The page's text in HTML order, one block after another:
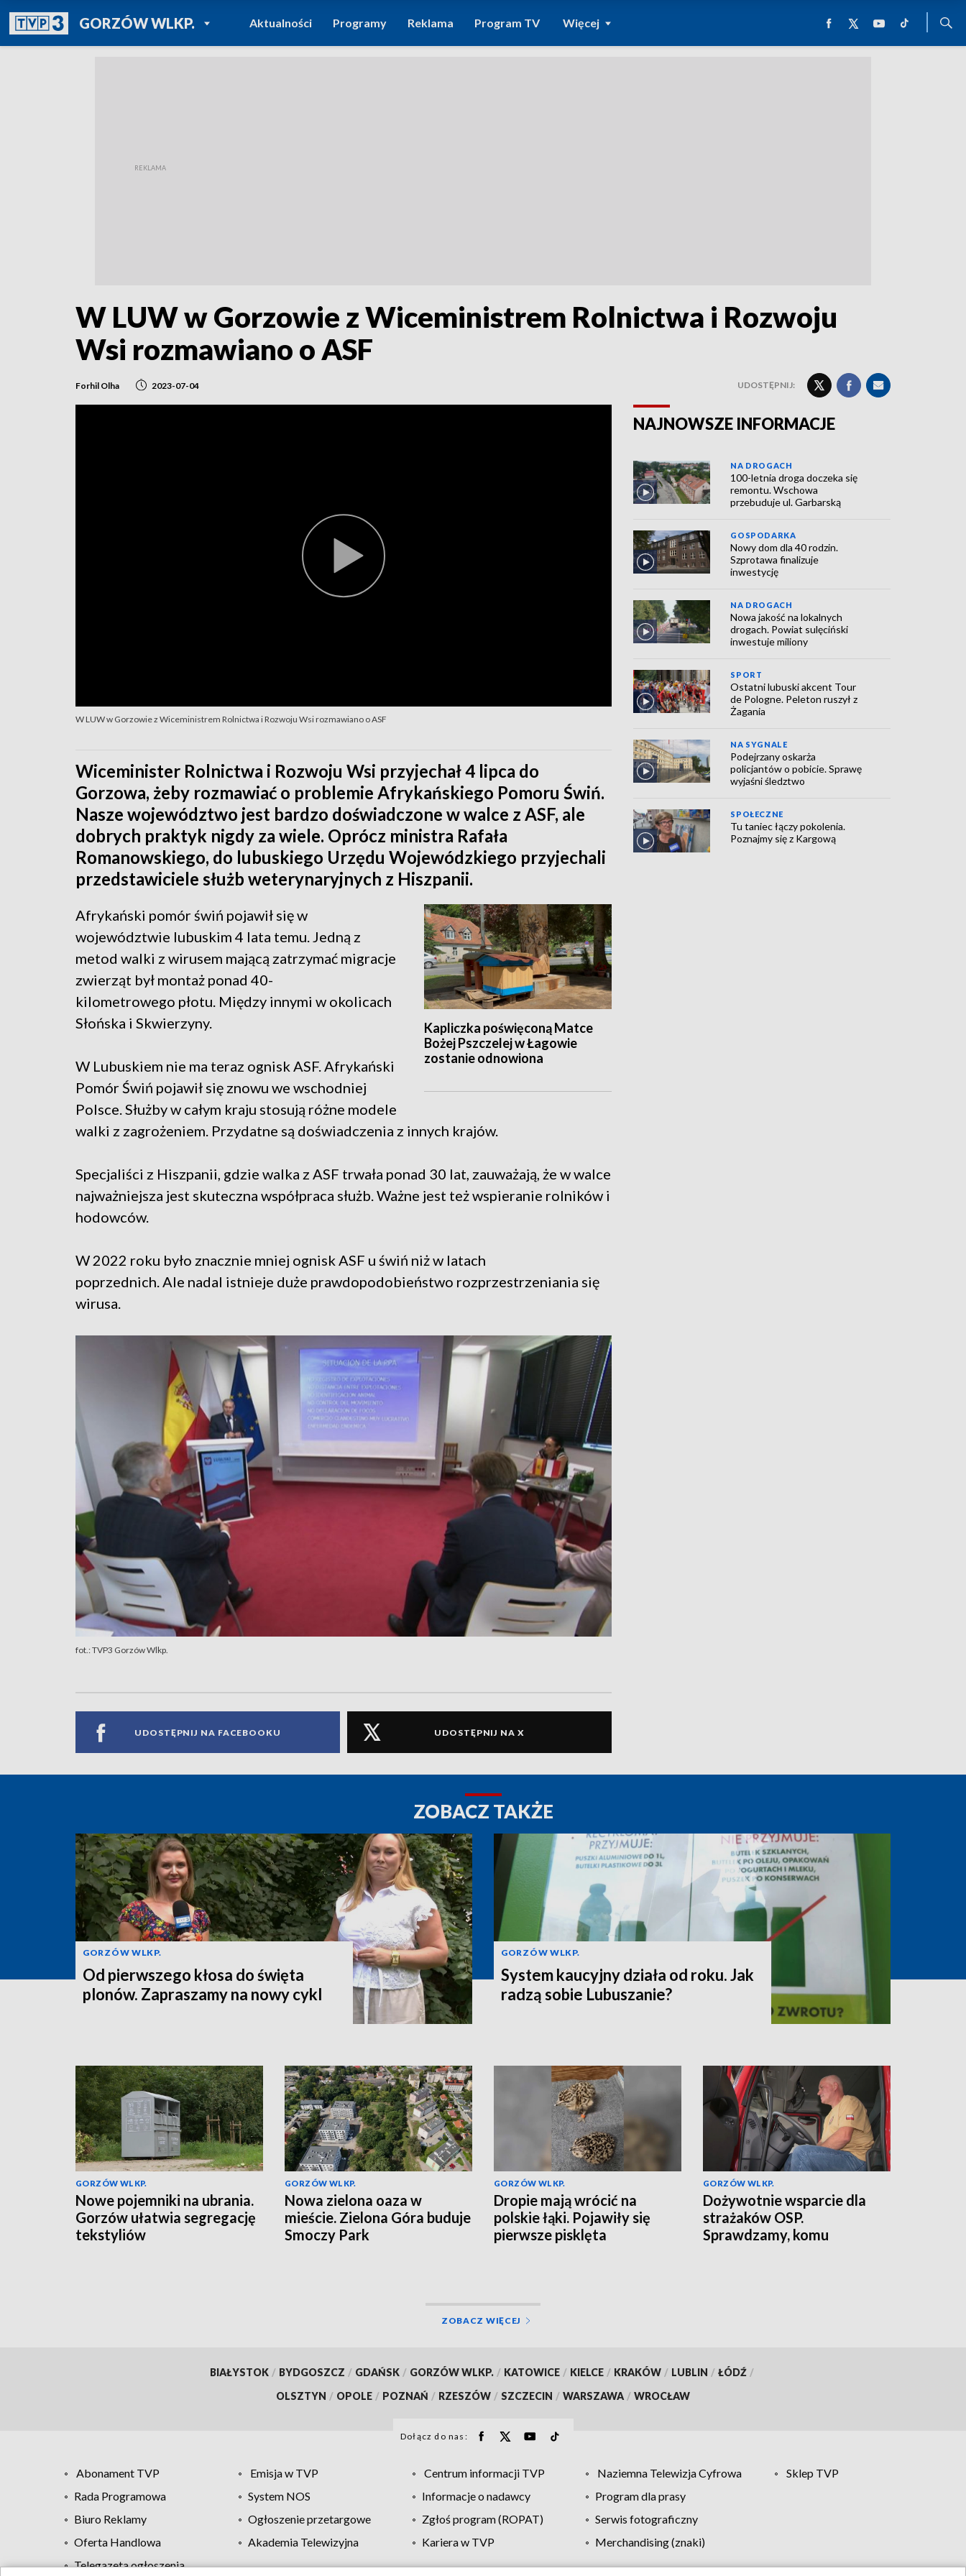
GORZÓW WLKP.POWRÓT DO
TVP REGIONY
Aktualności Programy Reklama Program TV Więcej
W LUW w Gorzowie z Wiceministrem Rolnictwa i Rozwoju
Wsi rozmawiano o ASF
Forhil Olha 2023-07-04 UDOSTĘPNIJ:
W LUW w Gorzowie z Wiceministrem Rolnictwa i Rozwoju Wsi rozmawiano o ASF
Wiceminister Rolnictwa i Rozwoju Wsi przyjechał 4 lipca do
Gorzowa, żeby rozmawiać o problemie Afrykańskiego Pomoru Świń.
Nasze województwo jest bardzo doświadczone w walce z ASF, ale
dobrych praktyk nigdy za wiele. Oprócz ministra Rafała
Romanowskiego, do lubuskiego Urzędu Wojewódzkiego przyjechali
przedstawiciele służb weterynaryjnych z Hiszpanii.
Kapliczka poświęconą Matce
Bożej Pszczelej w Łagowie
zostanie odnowiona
Afrykański pomór świń pojawił się w
województwie lubuskim 4 lata temu. Jedną z
metod walki z wirusem mającą zatrzymać migracje
zwierząt był montaż ponad 40-
kilometrowego płotu. Między innymi w okolicach
Słońska i Skwierzyny.
W Lubuskiem nie ma teraz ognisk ASF. Afrykański
Pomór Świń pojawił się znowu we wschodniej
Polsce. Służby w całym kraju stosują różne modele
walki z zagrożeniem. Przydatne są doświadczenia z innych krajów.
Specjaliści z Hiszpanii, gdzie walka z ASF trwała ponad 30 lat, zauważają, że w walce
najważniejsza jest skuteczna współpraca służb. Ważne jest też wspieranie rolników i
hodowców.
W 2022 roku było znacznie mniej ognisk ASF u świń niż w latach
poprzednich. Ale nadal istnieje duże prawdopodobieństwo rozprzestrzeniania się
wirusa.
fot.: TVP3 Gorzów Wlkp.
UDOSTĘPNIJ NA FACEBOOKU UDOSTĘPNIJ NA X
NAJNOWSZE INFORMACJE
NA DROGACH
100-letnia droga doczeka się
remontu. Wschowa
przebuduje ul. Garbarską
GOSPODARKA
Nowy dom dla 40 rodzin.
Szprotawa finalizuje
inwestycję
NA DROGACH
Nowa jakość na lokalnych
drogach. Powiat sulęciński
inwestuje miliony
SPORT
Ostatni lubuski akcent Tour
de Pologne. Peleton ruszył z
Żagania
NA SYGNALE
Podejrzany oskarża
policjantów o pobicie. Sprawę
wyjaśni śledztwo
SPOŁECZNE
Tu taniec łączy pokolenia.
Poznajmy się z Kargową
ZOBACZ TAKŻE
GORZÓW WLKP.
Od pierwszego kłosa do święta
plonów. Zapraszamy na nowy cykl
GORZÓW WLKP.
System kaucyjny działa od roku. Jak
radzą sobie Lubuszanie?
GORZÓW WLKP.
Nowe pojemniki na ubrania.
Gorzów ułatwia segregację
tekstyliów
GORZÓW WLKP.
Nowa zielona oaza w
mieście. Zielona Góra buduje
Smoczy Park
GORZÓW WLKP.
Dropie mają wrócić na
polskie łąki. Pojawiły się
pierwsze pisklęta
GORZÓW WLKP.
Dożywotnie wsparcie dla
strażaków OSP.
Sprawdzamy, komu
ZOBACZ WIĘCEJ
BIAŁYSTOK / BYDGOSZCZ / GDAŃSK / GORZÓW WLKP. / KATOWICE / KIELCE / KRAKÓW / LUBLIN / ŁÓDŹ /
OLSZTYN / OPOLE / POZNAŃ / RZESZÓW / SZCZECIN / WARSZAWA / WROCŁAW
Dołącz do nas:
Abonament TVP Emisja w TVP Centrum informacji TVP Naziemna Telewizja Cyfrowa
Sklep TVP
Rada Programowa
System NOS Informacje o nadawcy
Program dla prasy
Biuro Reklamy
Ogłoszenie przetargowe Zgłoś program (ROPAT)
Serwis fotograficzny
Oferta Handlowa
Akademia Telewizyjna Kariera w TVP
Merchandising (znaki)
Telegazeta ogłoszenia